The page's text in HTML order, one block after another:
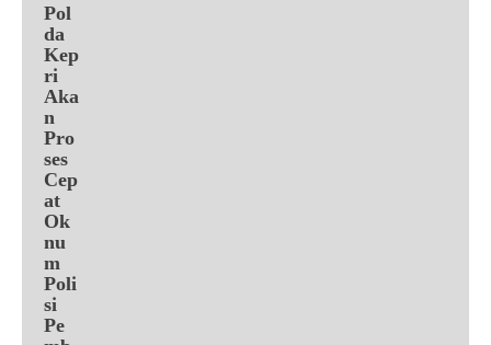
Pol
da
Kep
ri
Aka
n
Pro
ses
Cep
at
Ok
nu
m
Poli
si
Pe